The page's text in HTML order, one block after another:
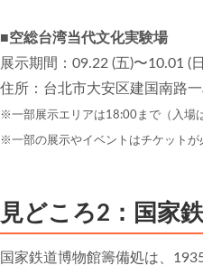
■空総台湾当代文化実験場
展示期間：09.22 (五)〜10.01 (
住所：台北市大安区建国南路
※一部展示エリアは18:00まで（入場
※一部の展示やイベントはチケットが
見どころ2：国家
国家鉄道博物館籌備処は、